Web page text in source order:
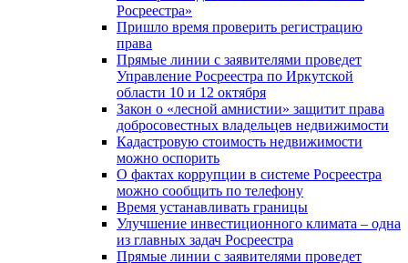
Росреестра»
Пришло время проверить регистрацию
права
Прямые линии с заявителями проведет
Управление Росреестра по Иркутской
области 10 и 12 октября
Закон о «лесной амнистии» защитит права
добросовестных владельцев недвижимости
Кадастровую стоимость недвижимости
можно оспорить
О фактах коррупции в системе Росреестра
можно сообщить по телефону
Время устанавливать границы
Улучшение инвестиционного климата – одна
из главных задач Росреестра
Прямые линии с заявителями проведет